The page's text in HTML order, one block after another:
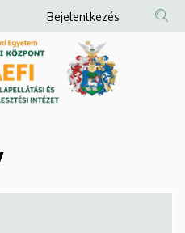
Anonim
Felhasználói
fiók
menüje
Bejelentkezés